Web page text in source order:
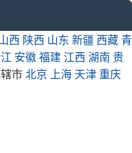
西 陕西 山东 新疆 西藏 青
安徽福建 江西 湖南 贵
市北京 上海 天津 重庆